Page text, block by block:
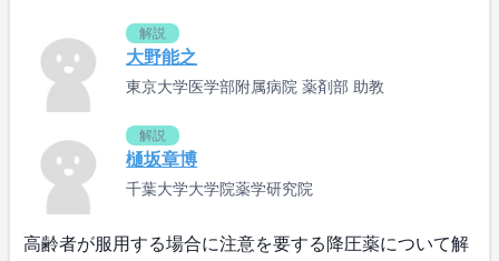
解説
大野能之
東京大学医学部附属病院 薬剤部 助教
解説
樋坂章博
千葉大学大学院薬学研究院
高齢者が服用する場合に注意を要する降圧薬について解